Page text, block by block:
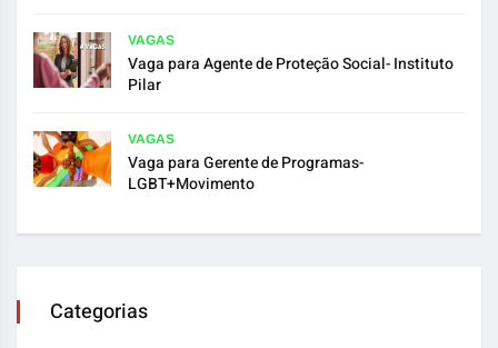
VAGAS
Vaga para Agente de Proteção Social- Instituto
Pilar
VAGAS
Vaga para Gerente de Programas-
LGBT+Movimento
Categorias